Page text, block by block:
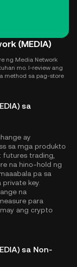
(MEDIA)
ng Media Network
mo. I-review ang
method sa pag-store
sa
ay
sa mga produkto
trading,
na hino-hold ng
pa sa
key.
na
para
ang crypto
sa Non-